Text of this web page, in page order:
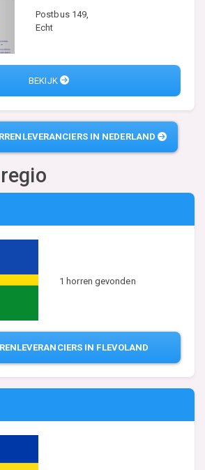
Postbus 149,
Echt
BEKIJK
IN NEDERLAND
1 horren gevonden
IN FLEVOLAND